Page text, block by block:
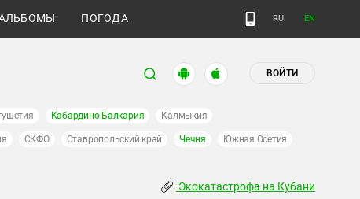
ПОГОДА RU EN
ВОЙТИ
Кабардино-Балкария Калмыкия
СКФО Ставропольский край Чечня Южная Осетия
Экокатастрофа на Кубани